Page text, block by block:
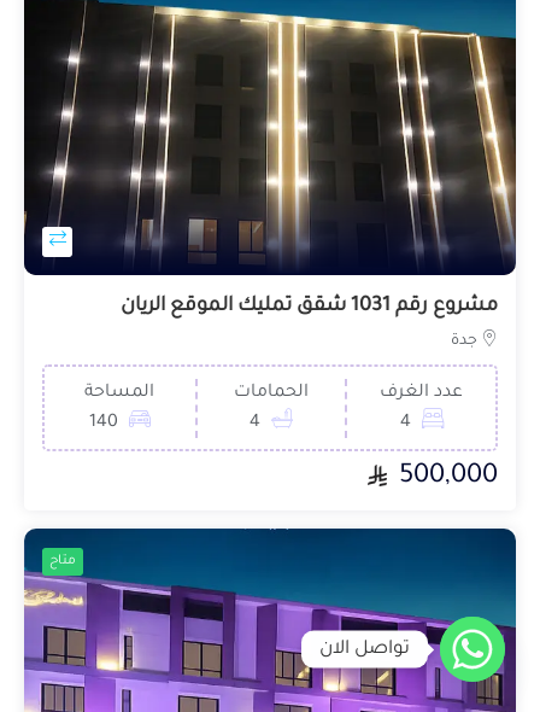
مشروع رقم 1031 شقق تمليك الموقع الريان
جدة
عدد الغرف
4
الحمامات
4
المساحة
140
500,000
متاح
تواصل الان